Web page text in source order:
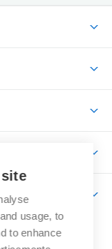
usage, to
to enhance